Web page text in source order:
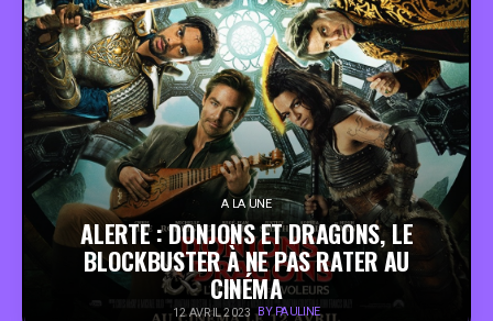
VINTAGE
PEOPLE
FOOD
BONS PLANS
SOUTENEZ KULTT
A LA UNE
ALERTE : DONJONS ET DRAGONS, LE
BLOCKBUSTER À NE PAS RATER AU
CINÉMA
12 AVRIL 2023 BY PAULINE